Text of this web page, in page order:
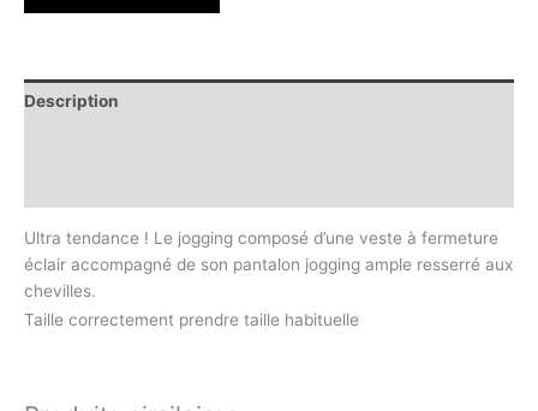
Description
Ultra tendance ! Le jogging composé d’une veste à fermeture
éclair accompagné de son pantalon jogging ample resserré aux
chevilles.
Taille correctement prendre taille habituelle